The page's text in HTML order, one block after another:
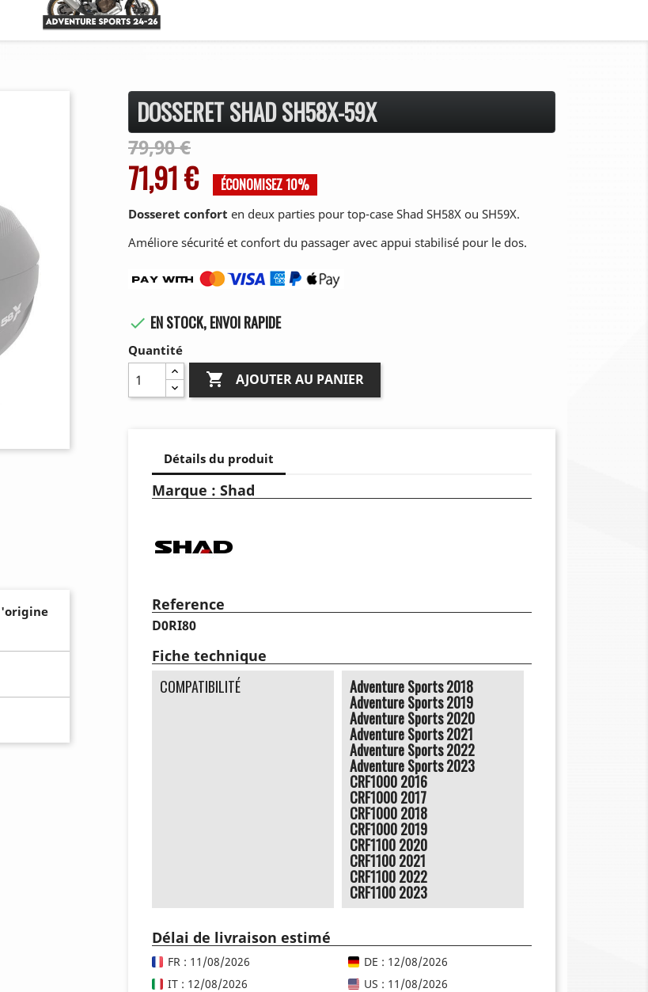
DOSSERET SHAD SH58X-59X
79,90 €
71,91 € ÉCONOMISEZ 10%
Dosseret confort en deux parties pour top-case Shad SH58X ou SH59X.
Améliore sécurité et confort du passager avec appui stabilisé pour le dos.
 EN STOCK, ENVOI RAPIDE
Quantité
 AJOUTER AU PANIER
Détails du produit
Marque : Shad
Reference
D0RI80
Fiche technique
COMPATIBILITÉ Adventure Sports 2018
Adventure Sports 2019
Adventure Sports 2020
Adventure Sports 2021
Adventure Sports 2022
Adventure Sports 2023
CRF1000 2016
CRF1000 2017
CRF1000 2018
CRF1000 2019
CRF1100 2020
CRF1100 2021
CRF1100 2022
CRF1100 2023
Délai de livraison estimé
FR : 11/08/2026
DE : 12/08/2026
IT : 12/08/2026
US : 11/08/2026